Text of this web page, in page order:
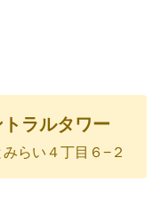
ラルタワー
らい４丁目６−２